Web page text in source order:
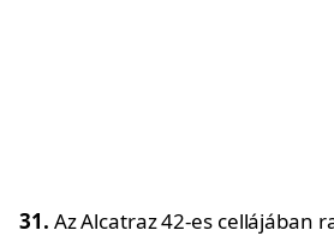
31. Az Alcatraz 42-es cellájában